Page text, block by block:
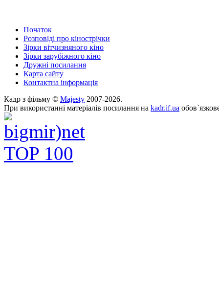
Початок
Розповіді про кінострічки
Зірки вітчизняного кіно
Зірки зарубіжного кіно
Дружні посилання
Карта сайту
Контактна інформація
Кадр з фільму © Majesty 2007-2026.
При використанні матеріалів посилання на kadr.if.ua